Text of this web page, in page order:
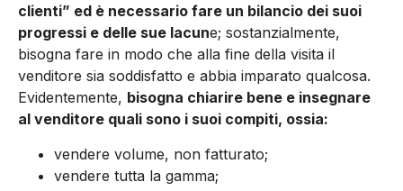
clienti” ed è necessario fare un bilancio dei suoi
progressi e delle sue lacune; sostanzialmente,
bisogna fare in modo che alla fine della visita il
venditore sia soddisfatto e abbia imparato qualcosa.
Evidentemente, bisogna chiarire bene e insegnare
al venditore quali sono i suoi compiti, ossia:
vendere volume, non fatturato;
vendere tutta la gamma;